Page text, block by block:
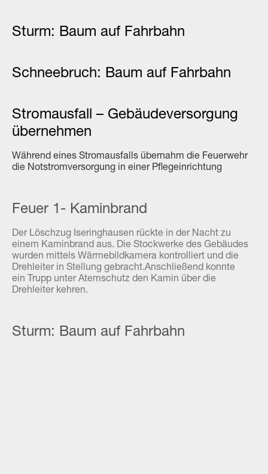
Sturm: Baum auf Fahrbahn
Schneebruch: Baum auf Fahrbahn
Stromausfall – Gebäudeversorgung
übernehmen
Während eines Stromausfalls übernahm die Feuerwehr
die Notstromversorgung in einer Pflegeinrichtung
Feuer 1- Kaminbrand
Der Löschzug Iseringhausen rückte in der Nacht zu
einem Kaminbrand aus. Die Stockwerke des Gebäudes
wurden mittels Wärmebildkamera kontrolliert und die
Drehleiter in Stellung gebracht.Anschließend konnte
ein Trupp unter Atemschutz den Kamin über die
Drehleiter kehren.
Sturm: Baum auf Fahrbahn